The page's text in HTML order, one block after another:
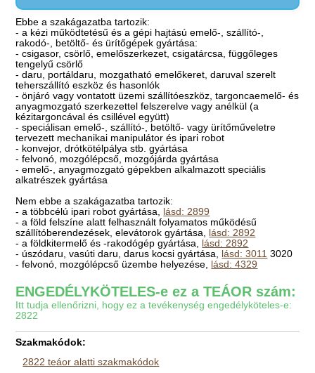
Ebbe a szakágazatba tartozik:
- a kézi működtetésű és a gépi hajtású emelő-, szállító-,
rakodó-, betöltő- és ürítőgépek gyártása:
- csigasor, csörlő, emelőszerkezet, csigatárcsa, függőleges
tengelyű csörlő
- daru, portáldaru, mozgatható emelőkeret, daruval szerelt
teherszállító eszköz és hasonlók
- önjáró vagy vontatott üzemi szállítóeszköz, targoncaemelő- és
anyagmozgató szerkezettel felszerelve vagy anélkül (a
kézitargoncával és csillével együtt)
- speciálisan emelő-, szállító-, betöltő- vagy ürítőműveletre
tervezett mechanikai manipulátor és ipari robot
- konvejor, drótkötélpálya stb. gyártása
- felvonó, mozgólépcső, mozgójárda gyártása
- emelő-, anyagmozgató gépekben alkalmazott speciális
alkatrészek gyártása
Nem ebbe a szakágazatba tartozik:
- a többcélú ipari robot gyártása, lásd: 2899
- a föld felszíne alatt felhasznált folyamatos működésű
szállítóberendezések, elevátorok gyártása, lásd: 2892
- a földkitermelő és -rakodógép gyártása, lásd: 2892
- úszódaru, vasúti daru, darus kocsi gyártása, lásd: 3011 3020
- felvonó, mozgólépcső üzembe helyezése, lásd: 4329
ENGEDÉLYKÖTELES-e ez a TEÁOR szám:
Itt tudja ellenőrizni, hogy ez a tevékenység engedélyköteles-e:
2822
Szakmakódok:
2822 teáor alatti szakmakódok